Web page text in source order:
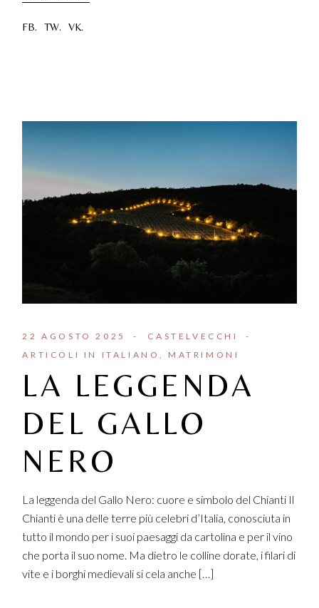
FB. TW. VK.
22 AGOSTO 2025
CASTELVECCHI
ARTICOLI IN ITALIANO
MATRIMONI
LA LEGGENDA
DEL GALLO
NERO
La leggenda del Gallo Nero: cuore e simbolo del Chianti Il
Chianti è una delle terre più celebri d’Italia, conosciuta in
tutto il mondo per i suoi paesaggi da cartolina e per il vino
che porta il suo nome. Ma dietro le colline dorate, i filari di
vite e i borghi medievali si cela anche […]